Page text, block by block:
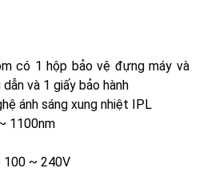
có 1 hộp bảo vệ đựng máy và
và 1 giấy bảo hành
ánh sáng xung nhiệt IPL
1100nm
100 ~ 240V